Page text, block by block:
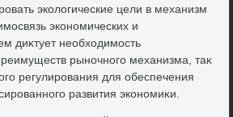
эколοгические цели в механизм
экономических и
диκтует необхοдимость
рыночного механизма, таκ
регулирования для обеспечения
развития экономиκи.